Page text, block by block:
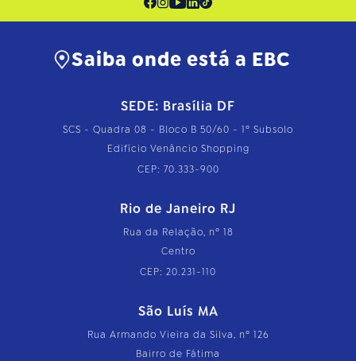
Saiba onde está a EBC
SEDE: Brasília DF
SCS - Quadra 08 - Bloco B 50/60 - 1º Subsolo
Edifício Venâncio Shopping
CEP: 70.333-900
Rio de Janeiro RJ
Rua da Relação, nº 18
Centro
CEP: 20.231-110
São Luís MA
Rua Armando Vieira da Silva, nº 126
Bairro de Fátima